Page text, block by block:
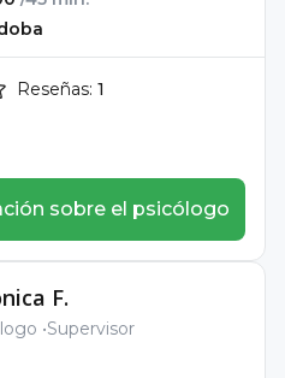
Reseñas: 1
sobre el psicólogo
F.
Supervisor